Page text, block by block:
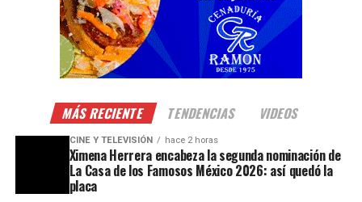
MÁS RECIENTE TENDENCIAS VIDEOS
CINE Y TELEVISIÓN hace 2 horas
Ximena Herrera encabeza la segunda nominación de
La Casa de los Famosos México 2026: así quedó la
placa